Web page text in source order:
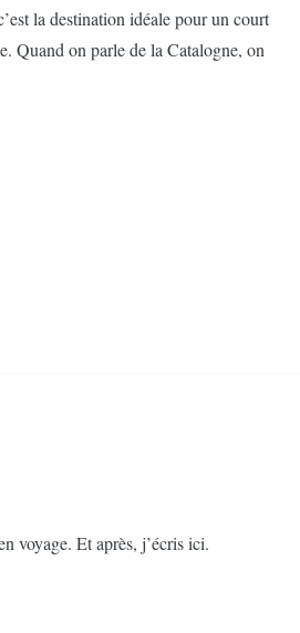
la destination idéale pour un court
Quand on parle de la Catalogne, on
voyage. Et après, j’écris ici.